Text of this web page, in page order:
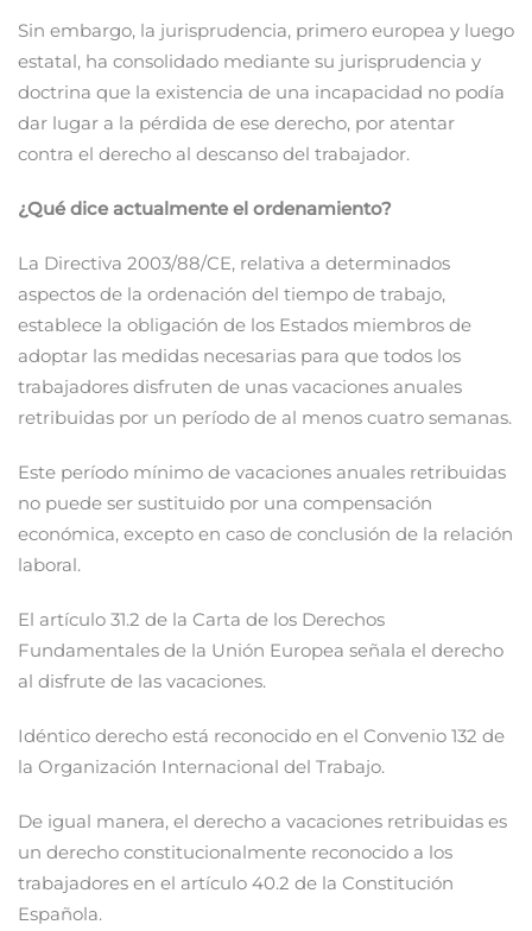
Sin embargo, la jurisprudencia, primero europea y luego
estatal, ha consolidado mediante su jurisprudencia y
doctrina que la existencia de una incapacidad no podía
dar lugar a la pérdida de ese derecho, por atentar
contra el derecho al descanso del trabajador.
¿Qué dice actualmente el ordenamiento?
La Directiva 2003/88/CE, relativa a determinados
aspectos de la ordenación del tiempo de trabajo,
establece la obligación de los Estados miembros de
adoptar las medidas necesarias para que todos los
trabajadores disfruten de unas vacaciones anuales
retribuidas por un período de al menos cuatro semanas.
Este período mínimo de vacaciones anuales retribuidas
no puede ser sustituido por una compensación
económica, excepto en caso de conclusión de la relación
laboral.
El artículo 31.2 de la Carta de los Derechos
Fundamentales de la Unión Europea señala el derecho
al disfrute de las vacaciones.
Idéntico derecho está reconocido en el Convenio 132 de
la Organización Internacional del Trabajo.
De igual manera, el derecho a vacaciones retribuidas es
un derecho constitucionalmente reconocido a los
trabajadores en el artículo 40.2 de la Constitución
Española.